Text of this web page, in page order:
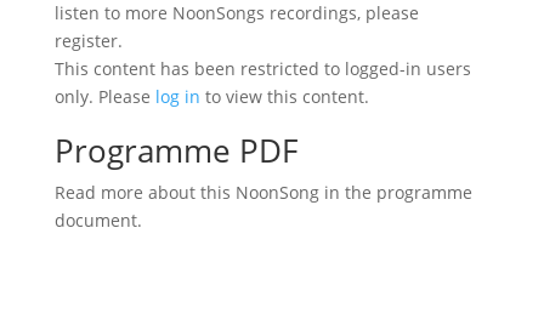
listen to more NoonSongs recordings, please
register.
This content has been restricted to logged-in users
only. Please log in to view this content.
Programme PDF
Read more about this NoonSong in the programme
document.